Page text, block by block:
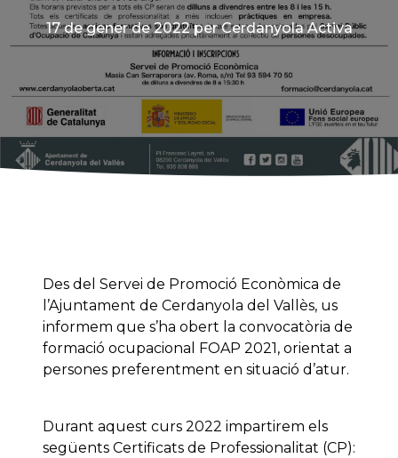
17 de gener de 2022 per Cerdanyola Activa
Des del Servei de Promoció Econòmica de
l’Ajuntament de Cerdanyola del Vallès, us
informem que s’ha obert la convocatòria de
formació ocupacional FOAP 2021, orientat a
persones preferentment en situació d’atur.
Durant aquest curs 2022 impartirem els
següents Certificats de Professionalitat (CP):